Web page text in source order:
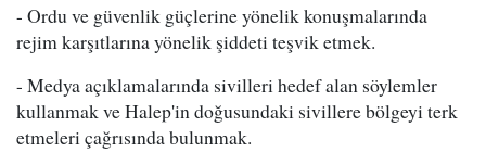
- Ordu ve güvenlik güçlerine yönelik konuşmalarında
rejim karşıtlarına yönelik şiddeti teşvik etmek.
- Medya açıklamalarında sivilleri hedef alan söylemler
kullanmak ve Halep'in doğusundaki sivillere bölgeyi terk
etmeleri çağrısında bulunmak.